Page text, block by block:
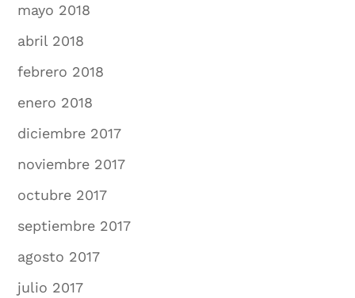
mayo 2018
abril 2018
febrero 2018
enero 2018
diciembre 2017
noviembre 2017
octubre 2017
septiembre 2017
agosto 2017
julio 2017